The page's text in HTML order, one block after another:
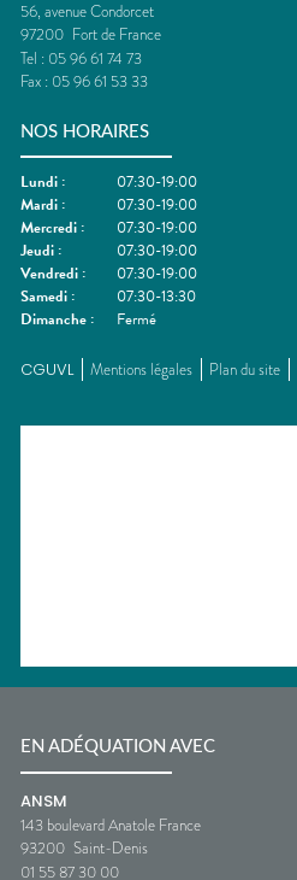
56, avenue Condorcet
97200 Fort de France
Tel : 05 96 61 74 73
Fax : 05 96 61 53 33
NOS HORAIRES
Lundi :
07:30-19:00
Mardi :
07:30-19:00
Mercredi :
07:30-19:00
Jeudi :
07:30-19:00
Vendredi :
07:30-19:00
Samedi :
07:30-13:30
Dimanche : Fermé
CGUVL Mentions légales Plan du site
EN ADÉQUATION AVEC
ANSM
143 boulevard Anatole France
93200 Saint-Denis
01 55 87 30 00